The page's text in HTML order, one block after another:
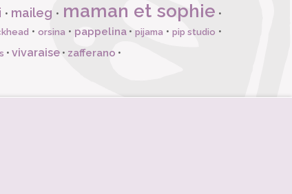
• maileg • maman et sophie •
• orsina • pappelina•pijama • pip studio •
• vivaraise • zafferano •